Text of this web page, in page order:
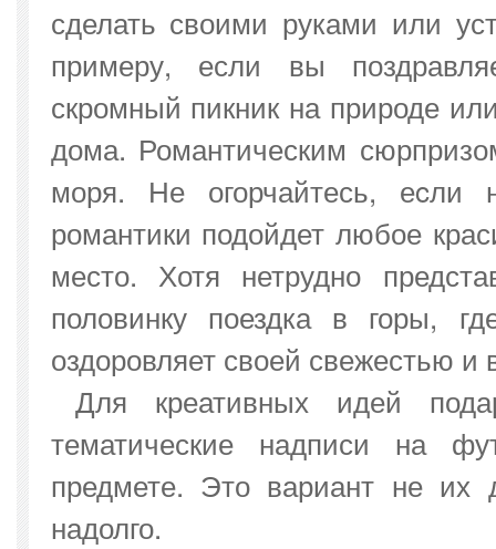
сделать своими руками или
примеру, если вы
скромный пикник на природе
дома. Романтическим
моря. Не огорчайтесь, еcли
романтики подойдет любое
место. Хотя нетрудно
половинку поездка в горы,
оздоровляет своей свежестью и
Для креативных идей
тематические надписи на
предмете. Это вариант не их
надолго.